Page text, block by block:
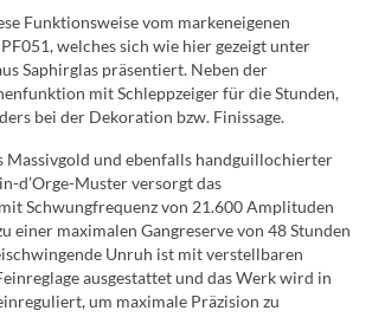
Funktionsweise vom markeneigenen
welches sich wie hier gezeigt unter
Saphirglas präsentiert. Neben der
mit Schleppzeiger für die Stunden,
bei der Dekoration bzw. Finissage.
und ebenfalls handguillochierter
d’Orge-Muster versorgt das
Schwungfrequenz von 21.600 Amplituden
einer maximalen Gangreserve von 48 Stunden
Unruh ist mit verstellbaren
ausgestattet und das Werk wird in
um maximale Präzision zu